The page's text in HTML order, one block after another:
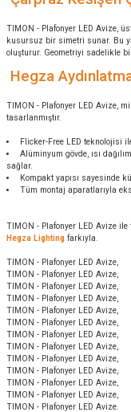
TIMON - Plafonyer LED Avize,
kusursuz bir simetri sunar. Bu
oluşturur. Geometriyi sadelikle
Hegza
TIMON - Plafonyer LED Avize,
tasarlanmıştır.
Flicker-Free LED teknolojisi
Alüminyum gövde, ısı
sağlar.
Kompakt yapısı sayesinde
Tüm montaj aparatlarıyla
TIMON - Plafonyer LED Avize
Hegza Lighting farkıyla.
TIMON - Plafonyer LED Avize,
TIMON - Plafonyer LED Avize,
TIMON - Plafonyer LED Avize,
TIMON - Plafonyer LED Avize,
TIMON - Plafonyer LED Avize,
TIMON - Plafonyer LED Avize,
TIMON - Plafonyer LED Avize,
TIMON - Plafonyer LED Avize,
TIMON - Plafonyer LED Avize,
TIMON - Plafonyer LED Avize,
TIMON - Plafonyer LED Avize,
TIMON - Plafonyer LED Avize,
TIMON - Plafonyer LED Avize.